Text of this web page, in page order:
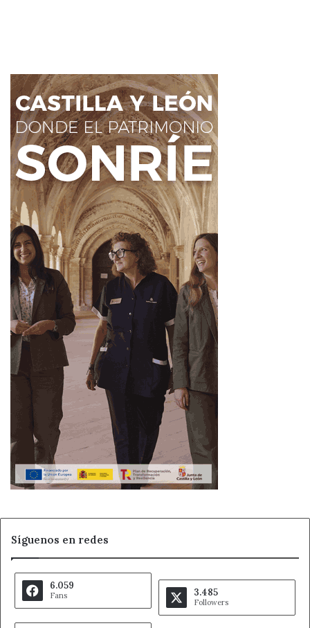
Síguenos en redes
6.059
Fans 3.485
Followers